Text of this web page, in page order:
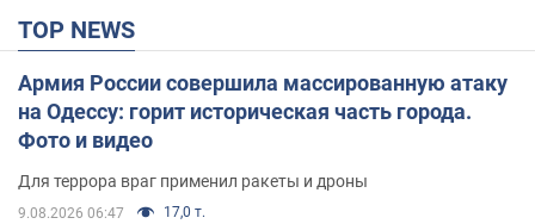
TOP NEWS
Армия России совершила массированную атаку
на Одессу: горит историческая часть города.
Фото и видео
Для террора враг применил ракеты и дроны
9.08.2026 06:47 17,0 т.